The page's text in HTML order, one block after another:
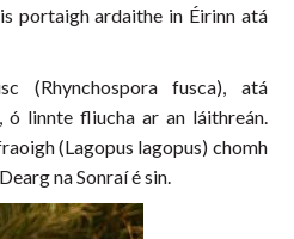
portaigh ardaithe in Éirinn atá
(Rhynchospora fusca), atá
ó linnte fliucha ar an láithreán.
(Lagopus lagopus) chomh
na Sonraí é sin.